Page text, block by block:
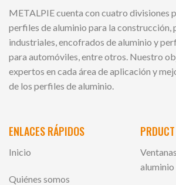
METALPIE cuenta con cuatro divisiones
perfiles de aluminio para la construcción,
industriales, encofrados de aluminio y
para automóviles, entre otros. Nuestro
expertos en cada área de aplicación y
de los perfiles de aluminio.
ENLACES RÁPIDOS
Inicio
Quiénes somos
aluminio